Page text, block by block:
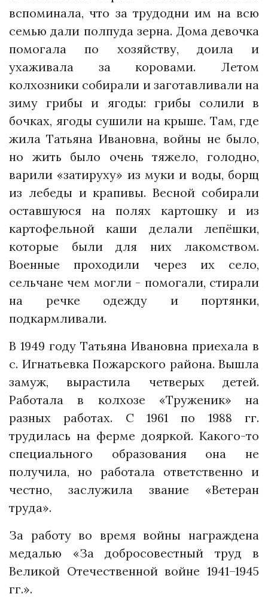
вспоминала, что за трудодни им на всю
семью дали полпуда зерна. Дома девочка
помогала по хозяйству, доила и
ухаживала за коровами. Летом
колхозники собирали и заготавливали на
зиму грибы и ягоды: грибы солили в
бочках, ягоды сушили на крыше. Там, где
жила Татьяна Ивановна, войны не было,
но жить было очень тяжело, голодно,
варили «затируху» из муки и воды, борщ
из лебеды и крапивы. Весной собирали
оставшуюся на полях картошку и из
картофельной каши делали лепёшки,
которые были для них лакомством.
Военные проходили через их село,
сельчане чем могли - помогали, стирали
на речке одежду и портянки,
подкармливали.
В 1949 году Татьяна Ивановна приехала в
с. Игнатьевка Пожарского района. Вышла
замуж, вырастила четверых детей.
Работала в колхозе «Труженик» на
разных работах. С 1961 по 1988 гг.
трудилась на ферме дояркой. Какого-то
специального образования она не
получила, но работала ответственно и
честно, заслужила звание «Ветеран
труда».
За работу во время войны награждена
медалью «За добросовестный труд в
Великой Отечественной войне 1941–1945
гг.».